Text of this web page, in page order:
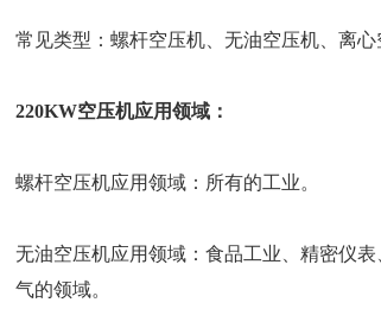
常见类型：螺杆空压机、无油空压机、离心
220KW空压机应用领域：
螺杆空压机应用领域：所有的工业。
无油空压机应用领域：食品工业、精密仪
气的领域。